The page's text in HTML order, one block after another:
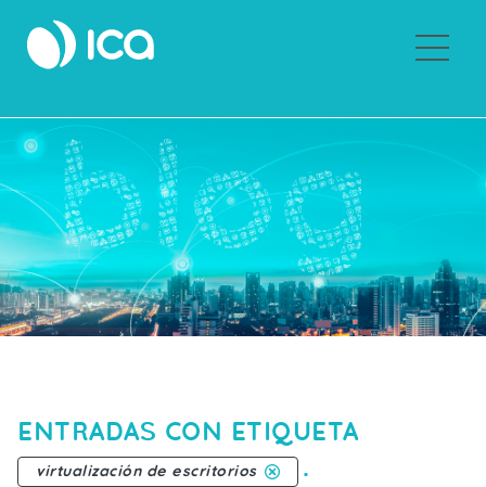
ENTRADAS CON ETIQUETA
virtualización de escritorios .